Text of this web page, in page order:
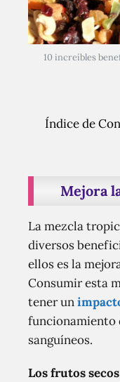
10 increíbles
Índice de
Mejora
La mezcla
diversos
ellos es la
Consumir esta
tener un
funcionamiento
sanguíneos.
Los frutos